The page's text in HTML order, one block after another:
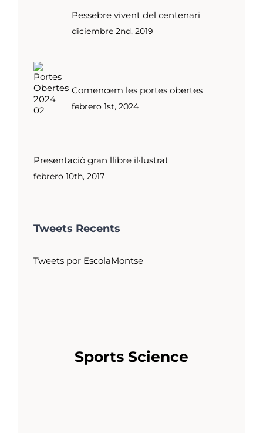
Pessebre vivent del centenari
diciembre 2nd, 2019
Comencem les portes obertes
febrero 1st, 2024
Presentació gran llibre il·lustrat
febrero 10th, 2017
Tweets Recents
Tweets por EscolaMontse
Sports Science